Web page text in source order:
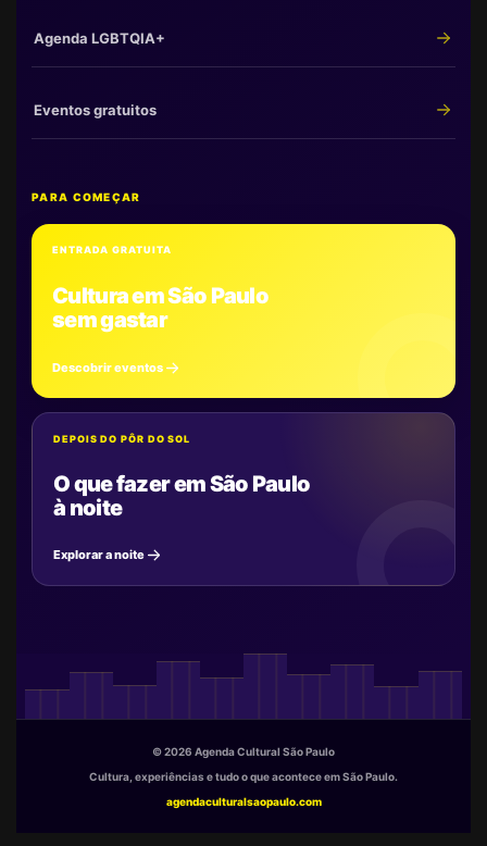
Agenda LGBTQIA+
Eventos gratuitos
PARA COMEÇAR
ENTRADA GRATUITA
Cultura em São Paulo
sem gastar
Descobrir eventos
DEPOIS DO PÔR DO SOL
O que fazer em São Paulo
à noite
Explorar a noite
© 2026 Agenda Cultural São Paulo
Cultura, experiências e tudo o que acontece em São Paulo.
agendaculturalsaopaulo.com